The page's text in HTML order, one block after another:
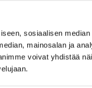
sosiaalisen
mainosalan ja
voivat yhdistää